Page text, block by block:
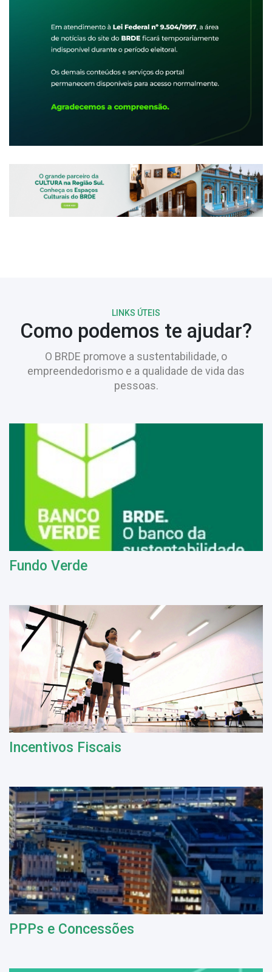
LINKS ÚTEIS
Como podemos te ajudar?
O BRDE promove a sustentabilidade, o
empreendedorismo e a qualidade de vida das
pessoas.
Fundo Verde
Incentivos Fiscais
PPPs e Concessões